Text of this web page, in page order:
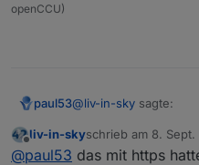
openCCU)
paul53@liv-in-sky sagte:
Agent is not
Offline
liv-in-skyschrieb am 8. Sept.
zuletzt editiert von
@paul53 das mit https